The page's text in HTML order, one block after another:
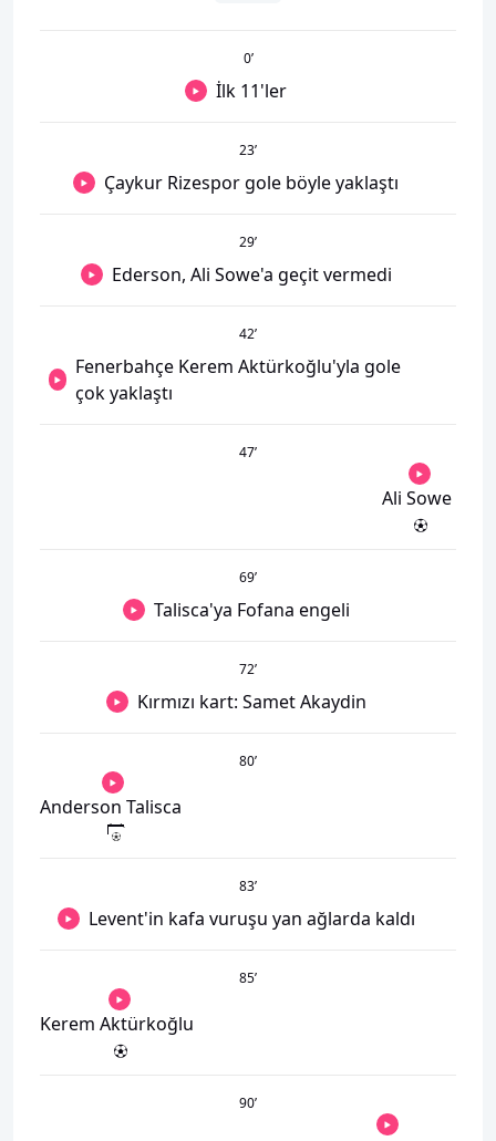
0’
İlk 11'ler
23’
Çaykur Rizespor gole böyle yaklaştı
29’
Ederson, Ali Sowe'a geçit vermedi
42’
Fenerbahçe Kerem Aktürkoğlu'yla gole
çok yaklaştı
47’
Ali Sowe
69’
Talisca'ya Fofana engeli
72’
Kırmızı kart: Samet Akaydin
80’
Anderson Talisca
83’
Levent'in kafa vuruşu yan ağlarda kaldı
85’
Kerem Aktürkoğlu
90’